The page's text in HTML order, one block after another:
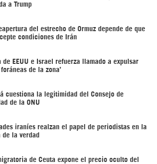
a Trump
del estrecho de Ormuz depende de que
condiciones de Irán
de EEUU e Israel refuerza llamado a expulsar
de la zona’
cuestiona la legitimidad del Consejo de
de la ONU
iraníes realzan el papel de periodistas en la
de la verdad
de Ceuta expone el precio oculto del